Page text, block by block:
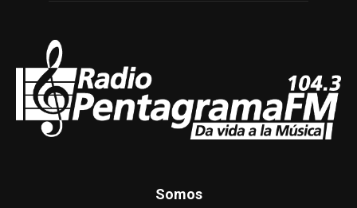
Somos